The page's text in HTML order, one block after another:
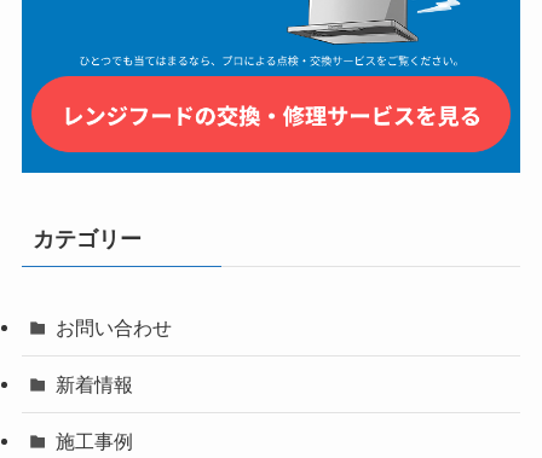
カテゴリー
お問い合わせ
新着情報
施工事例